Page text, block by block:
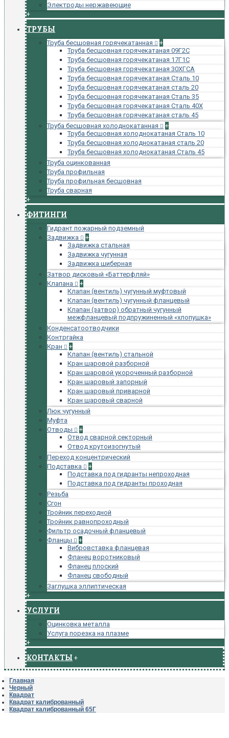
Электроды нержавеющие
+
ТРУБЫ
Труба бесшовная горячекатанная
+
Труба бесшовная горячекатаная 09Г2С
Труба бесшовная горячекатаная 17Г1С
Труба бесшовная горячекатаная 30ХГСА
Труба бесшовная горячекатаная Сталь 10
Труба бесшовная горячекатаная сталь 20
Труба бесшовная горячекатаная Сталь 35
Труба бесшовная горячекатаная Сталь 40Х
Труба бесшовная горячекатаная сталь 45
Труба бесшовная холоднокатанная
+
Труба бесшовная холоднокатаная Сталь 10
Труба бесшовная холоднокатаная сталь 20
Труба бесшовная холоднокатаная Сталь 45
Труба оцинкованная
Труба профильная
Труба профильная бесшовная
Труба сварная
+
ФИТИНГИ
Гидрант пожарный подземный
Задвижка
+
Задвижка стальная
Задвижка чугунная
Задвижка шиберная
Затвор дисковый «Баттерфляй»
Клапана
+
Клапан (вентиль) чугунный муфтовый
Клапан (вентиль) чугунный фланцевый
Клапан (затвор) обратный чугунный
межфланцевый подпружиненный «хлопушка»
Конденсатоотводчики
Контргайка
Кран
+
Клапан (вентиль) стальной
Кран шаровой разборной
Кран шаровой укороченный разборной
Кран шаровый запорный
Кран шаровый приварной
Кран шаровый сварной
Люк чугунный
Муфта
Отводы
+
Отвод сварной секторный
Отвод крутоизогнутый
Переход концентрический
Подставка
+
Подставка под гидранты непроходная
Подставка под гидранты проходная
Резьба
Сгон
Тройник переходной
Тройник равнопроходный
Фильтр осадочный фланцевый
Фланцы
+
Вибровставка фланцевая
Фланец воротниковый
Фланец плоский
Фланец свободный
Заглушка эллиптическая
+
УСЛУГИ
Оцинковка металла
Услуга порезка на плазме
+
КОНТАКТЫ +
Главная
Черный
Квадрат
Квадрат калиброванный
Квадрат калиброванный 65Г